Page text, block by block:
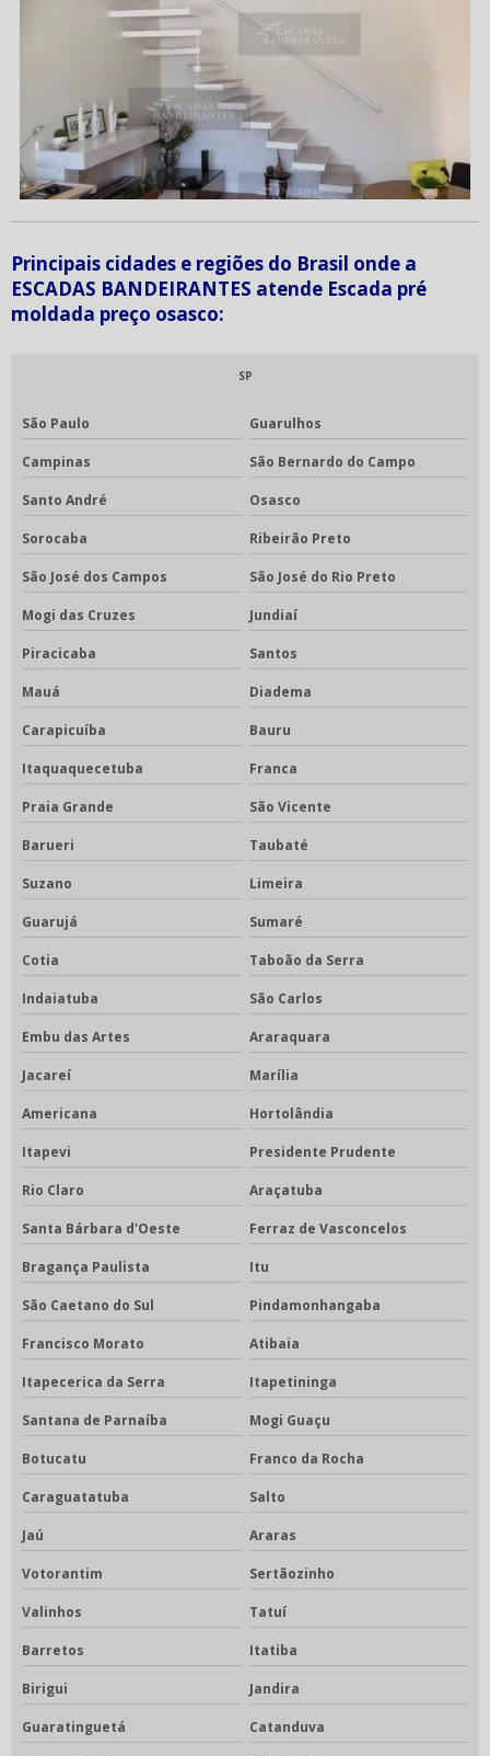
Principais cidades e regiões do Brasil onde a
ESCADAS BANDEIRANTES atende Escada pré
moldada preço osasco:
SP
São Paulo Guarulhos
Campinas São Bernardo do Campo
Santo André Osasco
Sorocaba Ribeirão Preto
São José dos Campos São José do Rio Preto
Mogi das Cruzes Jundiaí
Piracicaba Santos
Mauá Diadema
Carapicuíba Bauru
Itaquaquecetuba Franca
Praia Grande São Vicente
Barueri Taubaté
Suzano Limeira
Guarujá Sumaré
Cotia Taboão da Serra
Indaiatuba São Carlos
Embu das Artes Araraquara
Jacareí Marília
Americana Hortolândia
Itapevi Presidente Prudente
Rio Claro Araçatuba
Santa Bárbara d'Oeste Ferraz de Vasconcelos
Bragança Paulista Itu
São Caetano do Sul Pindamonhangaba
Francisco Morato Atibaia
Itapecerica da Serra Itapetininga
Santana de Parnaíba Mogi Guaçu
Botucatu Franco da Rocha
Caraguatatuba Salto
Jaú Araras
Votorantim Sertãozinho
Valinhos Tatuí
Barretos Itatiba
Birigui Jandira
Guaratinguetá Catanduva